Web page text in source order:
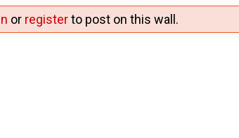
or registerto post on this wall.